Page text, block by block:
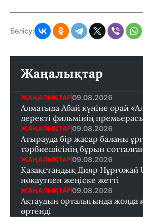
Бөлісу:
Жаңалықтар
ЖАҢАЛЫҚТАР 09.08.2026
Алматыда Абай күніне орай
деректі фильмінің
ЖАҢАЛЫҚТАР 09.08.2026
Атырауда бір жасар баланы
тәрбиешісінің бұрын
ЖАҢАЛЫҚТАР 09.08.2026
Қазақстандық Дияр Нұрғожай
нокаутпен жеңіске жетті
ЖАҢАЛЫҚТАР 09.08.2026
Ақтаудың орталығында жолда
өртенді